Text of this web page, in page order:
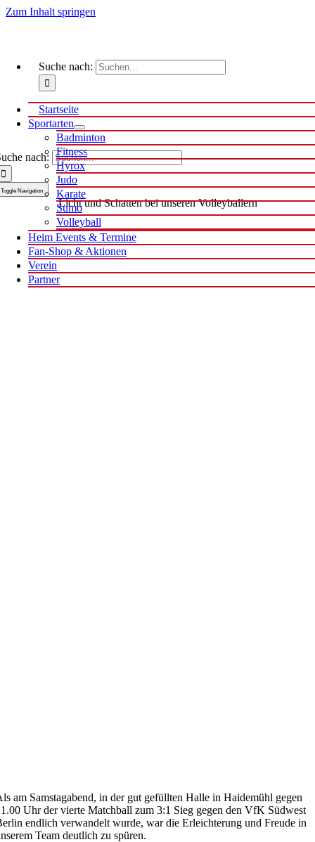
Zum Inhalt springen
nach:
Toggle Navigation
Startseite
Sportarten
Badminton
Fitness
Hyrox
Judo
Karate
Sumo
Volleyball
Heim Events & Termine
Fan-Shop & Aktionen
Verein
Partner
Suche nach:
Licht und Schatten bei unseren Volleyballern
am Samstagabend, in der gut gefüllten Halle in Haidemühl gegen
Uhr der vierte Matchball zum 3:1 Sieg gegen den VfK Südwest
endlich verwandelt wurde, war die Erleichterung und Freude in
Team deutlich zu spüren.